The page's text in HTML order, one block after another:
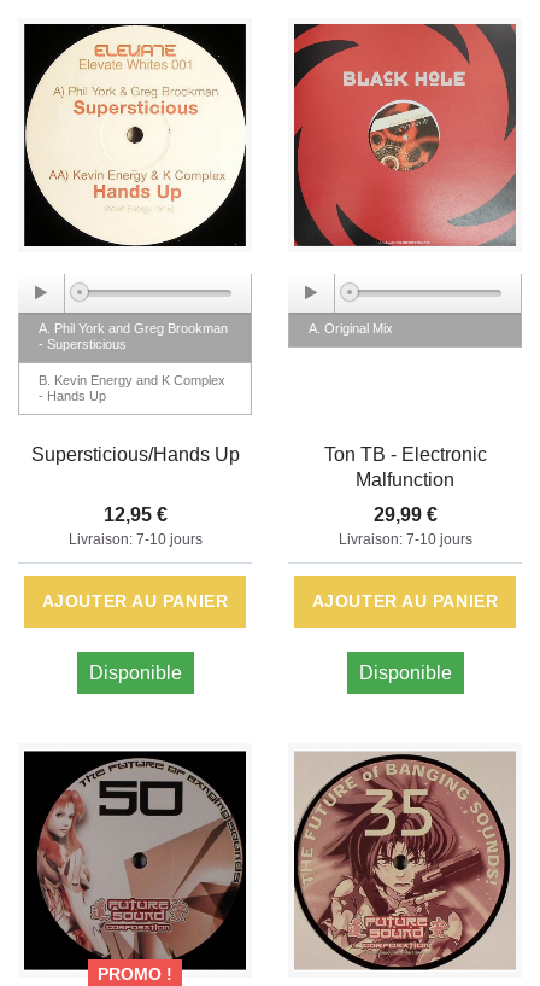
A. Phil York and Greg Brookman
- Supersticious
B. Kevin Energy and K Complex
- Hands Up
Supersticious/Hands Up
12,95 €
Livraison: 7-10 jours
AJOUTER AU PANIER
Disponible
A. Original Mix
Ton TB - Electronic
Malfunction
29,99 €
Livraison: 7-10 jours
AJOUTER AU PANIER
Disponible
PROMO !